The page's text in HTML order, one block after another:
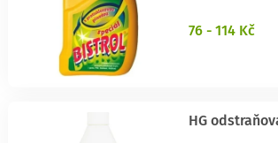
76 - 114 Kč
HG